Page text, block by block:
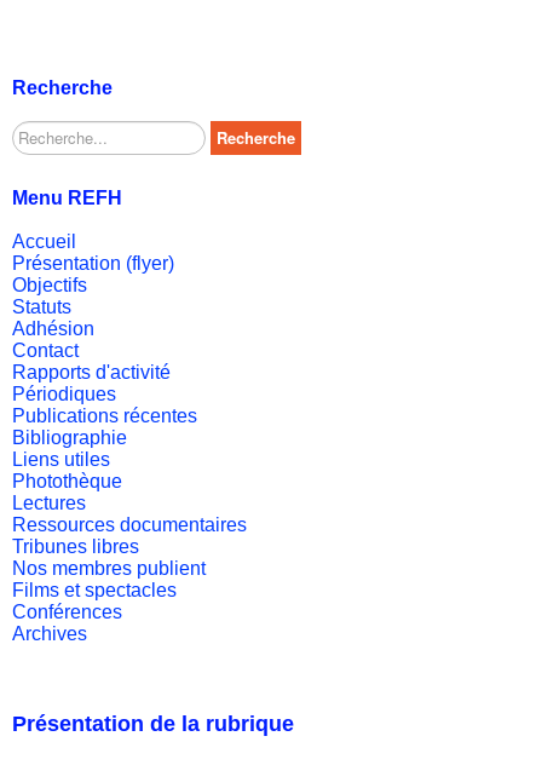
Recherche
Rechercher Recherche
Menu REFH
Accueil
Présentation (flyer)
Objectifs
Statuts
Adhésion
Contact
Rapports d'activité
Périodiques
Publications récentes
Bibliographie
Liens utiles
Photothèque
Lectures
Ressources documentaires
Tribunes libres
Nos membres publient
Films et spectacles
Conférences
Archives
Présentation de la rubrique